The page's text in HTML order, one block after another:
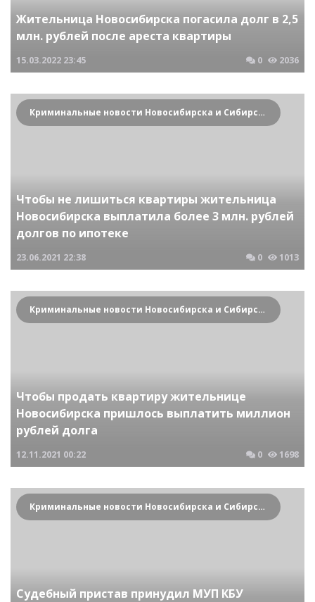
Жительница Новосибирска погасила долг в 2,5
млн. рублей после ареста квартиры
15.03.2022 23:45 0 2036
Криминальные новости Новосибирска и Сибирского региона
Чтобы не лишиться квартиры жительница
Новосибирска выплатила более 3 млн. рублей
долгов по ипотеке
23.06.2021 22:38 0 1013
Криминальные новости Новосибирска и Сибирского региона
Чтобы продать квартиру жительнице
Новосибирска пришлось выплатить миллион
рублей долга
12.11.2021 00:22 0 1698
Криминальные новости Новосибирска и Сибирского региона
Судебный пристав принудил МУП КБУ